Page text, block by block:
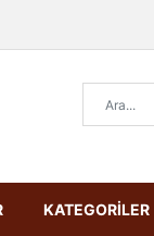
KATEGORİLER